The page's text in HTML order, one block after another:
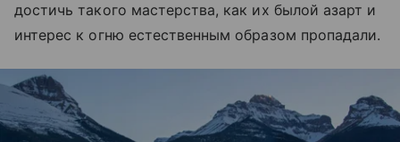
достичь такого мастерства, как их былой азарт и
интерес к огню естественным образом пропадали.